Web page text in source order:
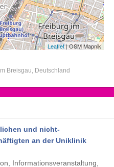
Leaflet| OSM Mapnik
Breisgau Deutschland
und nicht-
an der Uniklinik
Informationsveranstaltung,